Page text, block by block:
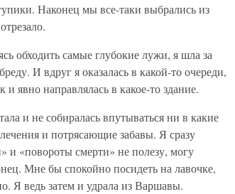
Наконец мы все-таки выбрались из
обходить самые глубокие лужи, я шла за
И вдруг я оказалась в какой-то очереди,
явно направлялась в какое-то здание.
и не собиралась впутываться ни в какие
и потрясающие забавы. Я сразу
и «повороты смерти» не полезу, могу
Мне бы спокойно посидеть на лавочке,
Я ведь затем и удрала из Варшавы.